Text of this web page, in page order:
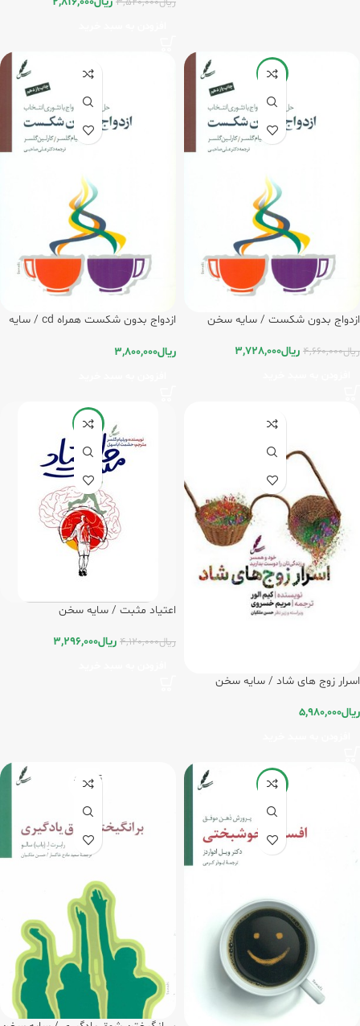
-20%
ازدواج بدون شکست / سایه سخن
ریال4,660,000 ریال3,728,000
ازدواج بدون شکست همراه cd / سایه
ریال3,800,000
اسرار زوج های شاد / سایه سخن
ریال5,980,000
-20%
اعتیاد مثبت / سایه سخن
ریال4,120,000 ریال3,296,000
-5%
تمام شد
ه